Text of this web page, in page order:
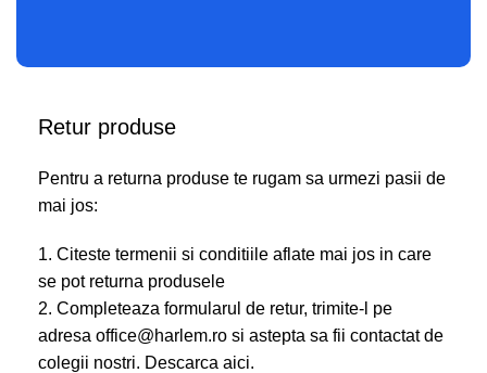
Retur produse
Pentru a returna produse te rugam sa urmezi pasii de
mai jos:
1. Citeste termenii si conditiile aflate mai jos in care
se pot returna produsele
2. Completeaza formularul de retur, trimite-l pe
adresa office@harlem.ro si astepta sa fii contactat de
colegii nostri. Descarca aici.